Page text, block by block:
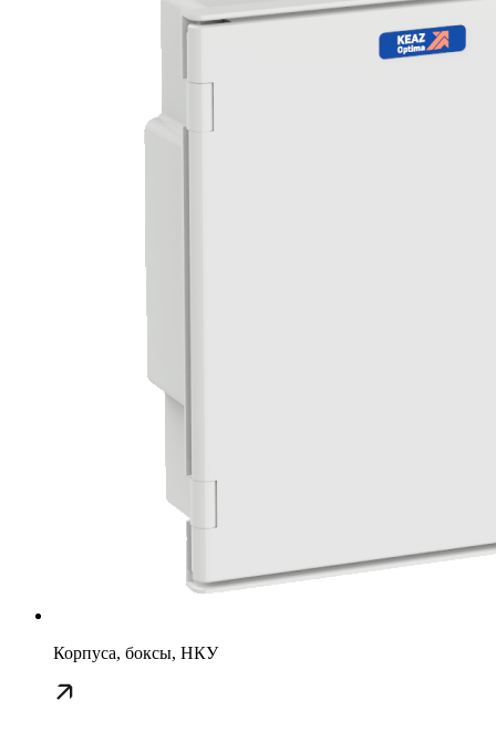
Корпуса, боксы, НКУ